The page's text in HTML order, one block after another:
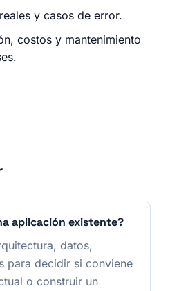
y casos de error.
costos y mantenimiento
aplicación existente?
datos,
para decidir si conviene
o construir un